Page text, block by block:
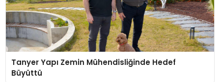
Tanyer Yapı Zemin Mühendisliğinde Hedef
Büyüttü